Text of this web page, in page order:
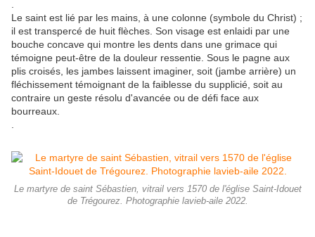
Le saint est lié par les mains, à une colonne (symbole du Christ) ;
il est transpercé de huit flèches. Son visage est enlaidi par une
bouche concave qui montre les dents dans une grimace qui
témoigne peut-être de la douleur ressentie. Sous le pagne aux
plis croisés, les jambes laissent imaginer, soit (jambe arrière) un
fléchissement témoignant de la faiblesse du supplicié, soit au
contraire un geste résolu d'avancée ou de défi face aux
bourreaux.
Le martyre de saint Sébastien, vitrail vers 1570 de l'église Saint-Idouet
de Trégourez. Photographie lavieb-aile 2022.